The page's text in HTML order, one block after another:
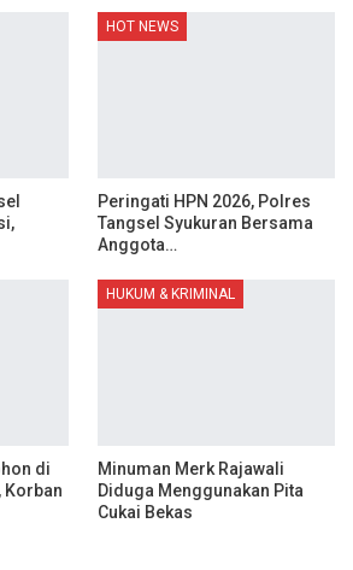
HOT NEWS
Peringati HPN 2026, Polres
Tangsel Syukuran Bersama
Anggota…
di
Korban
HUKUM & KRIMINAL
Minuman Merk Rajawali
Diduga Menggunakan Pita
Cukai Bekas